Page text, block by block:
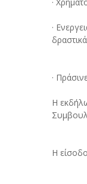
·
·
·
Η
Η